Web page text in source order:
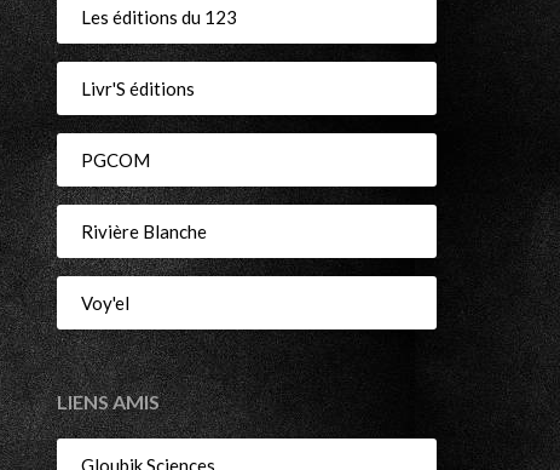
Les éditions du 123
Livr'S éditions
PGCOM
Rivière Blanche
Voy'el
LIENS AMIS